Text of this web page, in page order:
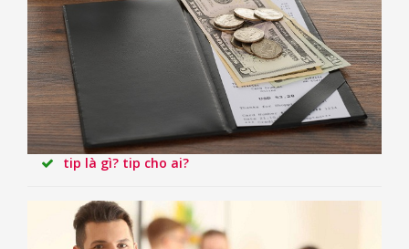
tip là gì? tip cho ai?